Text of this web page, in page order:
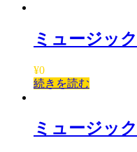
ミュージッ
¥0
続きを読む
ミュージッ